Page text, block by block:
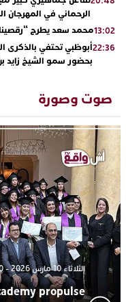
الرحماني في المهرجان
13:02محمد سعد يطرح
22:36أبوظبي تحتفي بالذكرى
بحضور سمو الشيخ زايد
“كوفرة فالغيس”
19:11يقظة أمنية تنهي كابوس
17:27 اتحاد المقاولات
الإعلامي سعيد بلفقير
23:18ترسيخا لثقافة ترشيد
من “القرية الذكية
صوت وصورة
الثلاثاء 10 مارس 2026 - 10:40
propulse